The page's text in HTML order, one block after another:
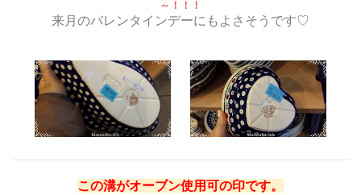
～！！！
来月のバレンタインデーにもよさそうです♡
この溝がオーブン使用可の印です。